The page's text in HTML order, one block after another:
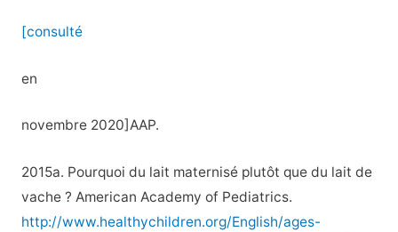
[consulté
en
novembre 2020]AAP.
2015a. Pourquoi du lait maternisé plutôt que du lait de
vache ? American Academy of Pediatrics.
http://www.healthychildren.org/English/ages-